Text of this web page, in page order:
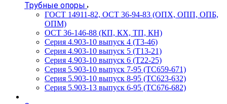
Трубные опоры
ГОСТ 14911-82, ОСТ 36-94-83 (ОПХ, ОПП, ОПБ,
ОПМ)
ОСТ 36-146-88 (КП, КХ, ТП, КН)
Серия 4.903-10 выпуск 4 (Т3-46)
Серия 4.903-10 выпуск 5 (Т13-21)
Серия 4.903-10 выпуск 6 (Т22-25)
Серия 5.903-10 выпуск 7-95 (ТС659-671)
Серия 5.903-10 выпуск 8-95 (ТС623-632)
Серия 5.903-13 выпуск 6-95 (ТС676-682)